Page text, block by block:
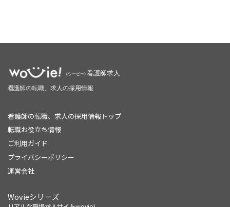
看護師の転職、求人の採用情報トップ
転職お役立ち情報
ご利用ガイド
プライバシーポリシー
運営会社
Wovieシリーズ